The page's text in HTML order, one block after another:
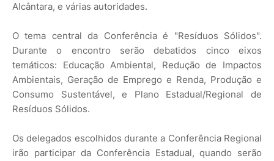
Alcântara, e várias autoridades.
O tema central da Conferência é "Resíduos Sólidos".
Durante o encontro serão debatidos cinco eixos
temáticos: Educação Ambiental, Redução de Impactos
Ambientais, Geração de Emprego e Renda, Produção e
Consumo Sustentável, e Plano Estadual/Regional de
Resíduos Sólidos.
Os delegados escolhidos durante a Conferência Regional
irão participar da Conferência Estadual, quando serão